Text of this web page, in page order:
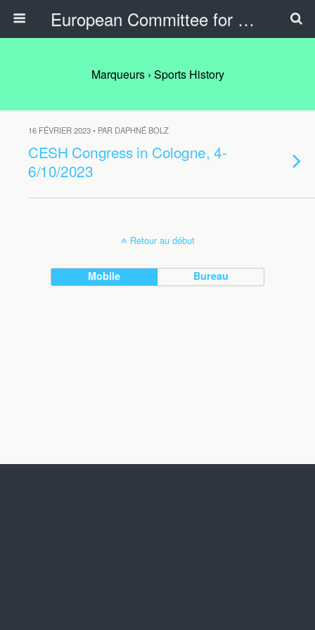
European Committee for Sports History
Marqueurs › Sports History
16 FÉVRIER 2023 • PAR DAPHNÉ BOLZ
CESH Congress in Cologne, 4-
6/10/2023
Retour au début
Mobile Bureau